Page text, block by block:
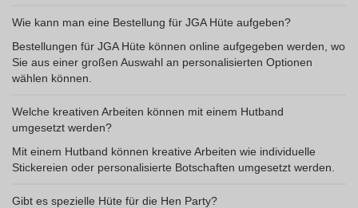
Wie kann man eine Bestellung für JGA Hüte aufgeben?
Bestellungen für JGA Hüte können online aufgegeben werden, wo
Sie aus einer großen Auswahl an personalisierten Optionen
wählen können.
Welche kreativen Arbeiten können mit einem Hutband
umgesetzt werden?
Mit einem Hutband können kreative Arbeiten wie individuelle
Stickereien oder personalisierte Botschaften umgesetzt werden.
Gibt es spezielle Hüte für die Hen Party?